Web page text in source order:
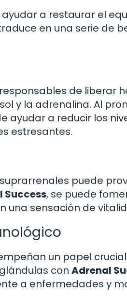
a restaurar el
en una serie de
de liberar
y la adrenalina. Al
ayudar a reducir los
estresantes.
puede
Success, se puede
una sensación de
un papel
con Adrenal
a enfermedades y